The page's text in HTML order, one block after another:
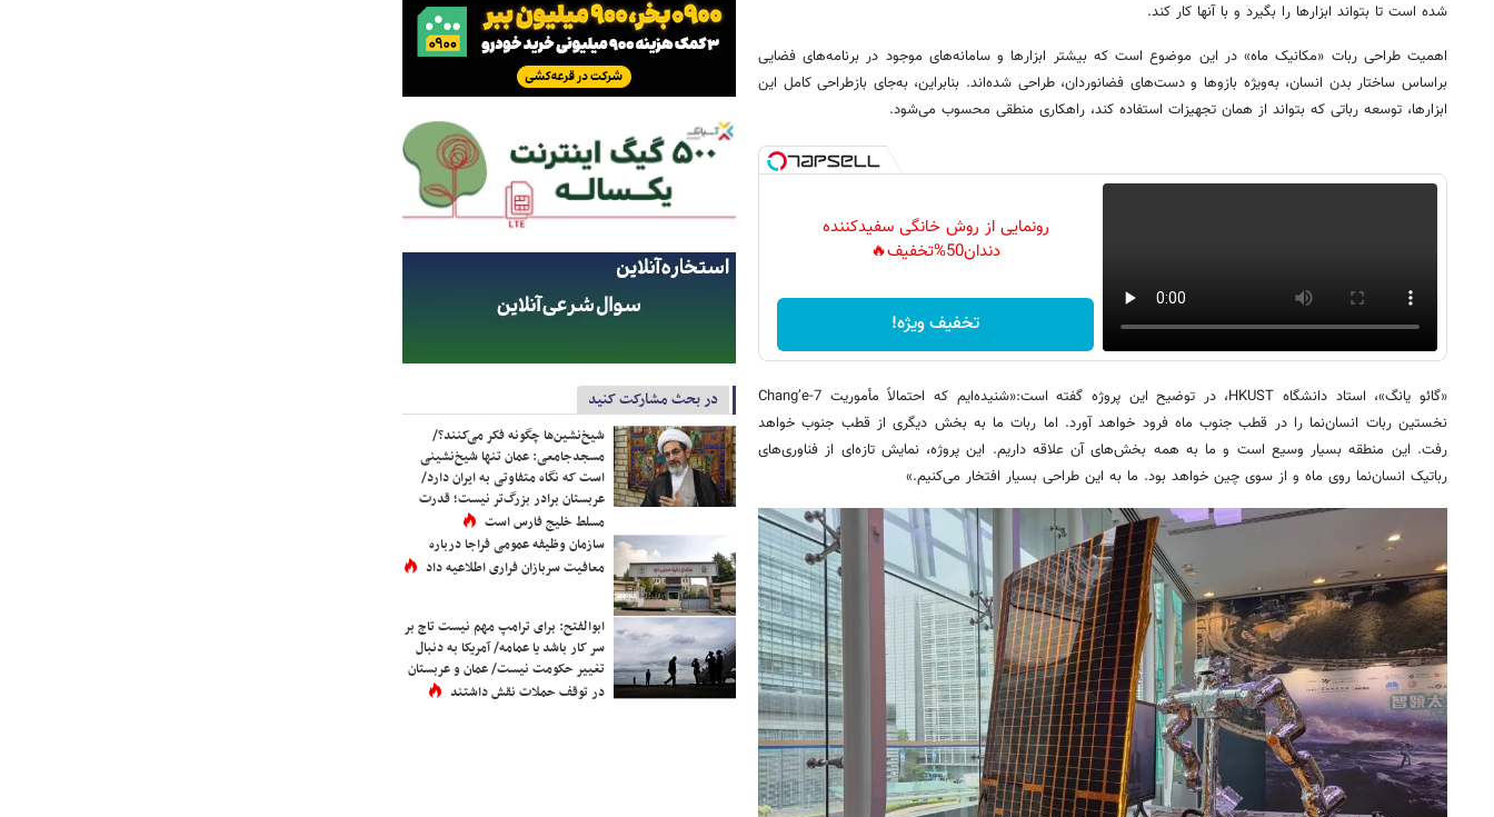
شده است تا بتواند ابزارها را بگیرد و با آنها کار کند.
اهمیت طراحی ربات «مکانیک ماه» در این موضوع است که بیشتر ابزارها و سامانه‌های موجود در برنامه‌های فضایی
براساس ساختار بدن انسان، به‌ویژه بازوها و دست‌های فضانوردان، طراحی شده‌اند. بنابراین، به‌جای بازطراحی کامل این
ابزارها، توسعه رباتی که بتواند از همان تجهیزات استفاده کند، راهکاری منطقی محسوب می‌شود.
رونمایی از روش خانگی سفیدکننده
دندان50%تخفیف🔥
تخفیف ویژه!
«گائو یانگ»، استاد دانشگاه HKUST، در توضیح این پروژه گفته است:«شنیده‌ایم که احتمالاً مأموریت Chang’e-7
نخستین ربات انسان‌نما را در قطب جنوب ماه فرود خواهد آورد. اما ربات ما به بخش دیگری از قطب جنوب خواهد
رفت. این منطقه بسیار وسیع است و ما به همه بخش‌های آن علاقه داریم. این پروژه، نمایش تازه‌ای از فناوری‌های
رباتیک انسان‌نما روی ماه و از سوی چین خواهد بود. ما به این طراحی بسیار افتخار می‌کنیم.»
در بحث مشارکت کنید
شیخ‌نشین‌ها چگونه فکر می‌کنند؟/
مسجدجامعی: عمان تنها شیخ‌نشینی
است که نگاه متفاوتی به ایران دارد/
عربستان برادر بزرگ‌تر نیست؛ قدرت
مسلط خلیج فارس است
سازمان وظیفه عمومی فراجا درباره
معافیت سربازان فراری اطلاعیه داد
ابوالفتح: برای ترامپ مهم نیست تاج بر
سر کار باشد یا عمامه/ آمریکا به دنبال
تغییر حکومت نیست/ عمان و عربستان
در توقف حملات نقش داشتند